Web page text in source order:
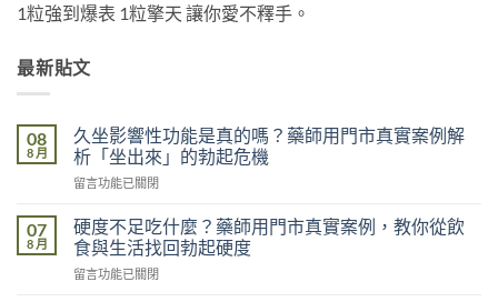
1粒強到爆表 1粒擎天 讓你愛不釋手。
最新貼文
08
8 月
久坐影響性功能是真的嗎？藥師用門市真實案例解
析「坐出來」的勃起危機
在
坐
影
響
性
留言功能已關閉
07
8 月
硬度不足吃什麼？藥師用門市真實案例，教你從飲
食與生活找回勃起硬度
在
留言功能已關閉